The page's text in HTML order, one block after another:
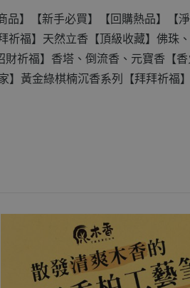
品】 【新手必買】 【回購熱品】 【
祈福】天然立香 【頂級收藏】佛珠
財祈福】香塔、倒流香、元寶香 【
】黃金綠棋楠沉香系列
【拜拜祈福